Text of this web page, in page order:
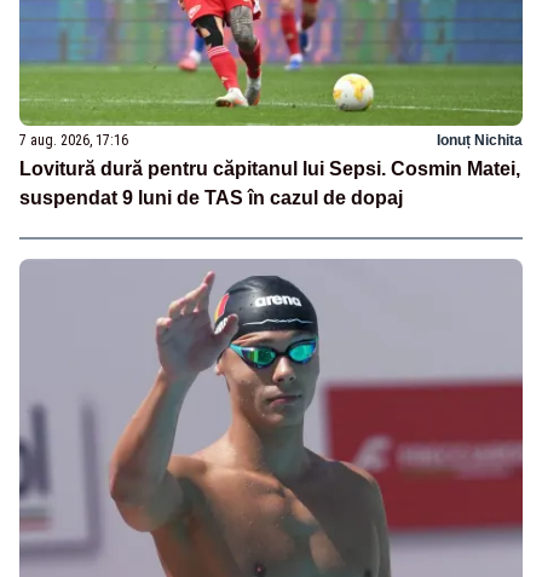
7 aug. 2026, 17:16 Ionuț Nichita
Lovitură dură pentru căpitanul lui Sepsi. Cosmin Matei,
suspendat 9 luni de TAS în cazul de dopaj